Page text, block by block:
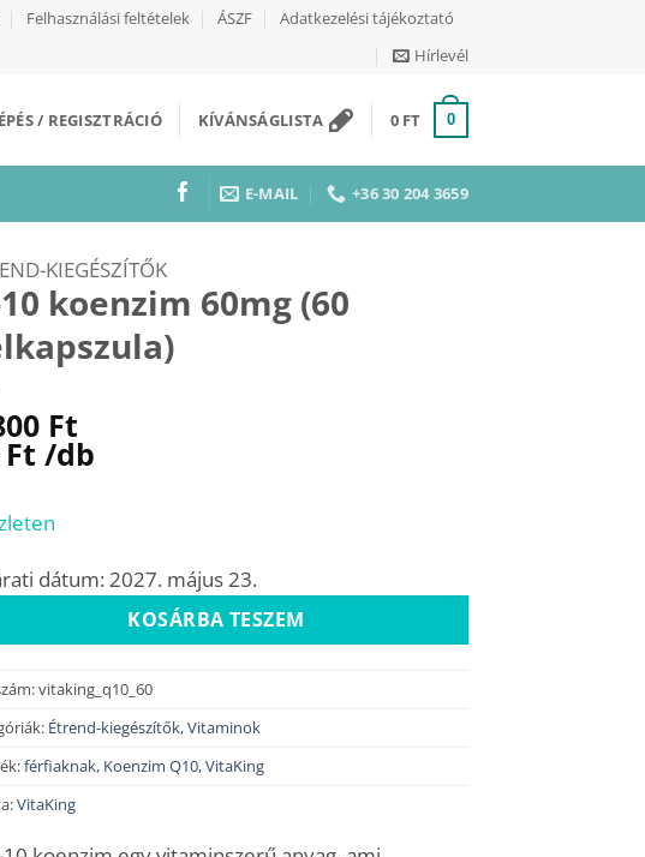
Felhasználási feltételek ÁSZF
Adatkezelési tájékoztató
Hírlevél
/ REGISZTRÁCIÓ KÍVÁNSÁGLISTA 0 FT 0
E-MAIL +36 30 204 3659
KIEGÉSZÍTŐK
koenzim 60mg (60
Ft
Ft /db
dátum: 2027. május 23.
KOSÁRBA TESZEM
vitaking_q10_60
Étrend-kiegészítők,Vitaminok
férfiaknak, Koenzim Q10,VitaKing
VitaKing